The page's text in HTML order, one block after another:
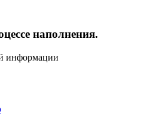
наполнения.
информации